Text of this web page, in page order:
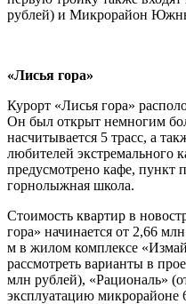
рублей) и Микрорайон
«Лисья гора»
Курорт «Лисья гора»
Он был открыт немногим
насчитывается 5 трасс, а
любителей экстремального
предусмотрено кафе, пункт
горнолыжная школа.
Стоимость квартир в
гора» начинается от 2,66
м в жилом комплексе
рассмотреть варианты в
млн рублей), «Рациональ»
эксплуатацию микрорайоне